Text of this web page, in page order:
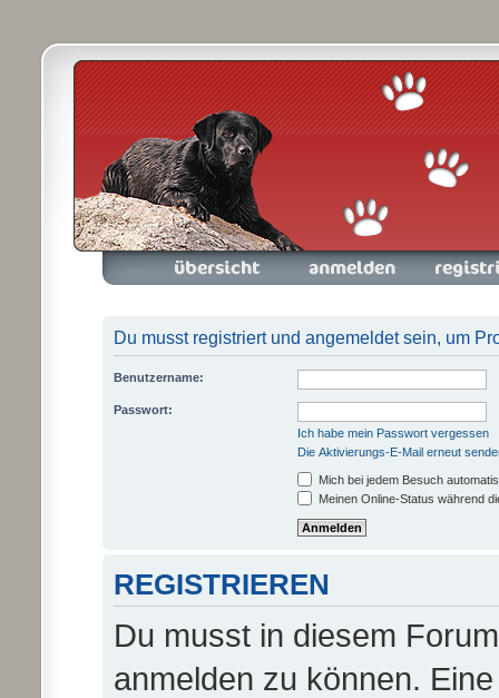
Foren-Übersicht Anmelden Registrieren
Du musst registriert und angemeldet sein, um
Benutzername:
Passwort:
Ich habe mein Passwort vergessen
Die Aktivierungs-E-Mail erneut
Mich bei jedem Besuch
Meinen Online-Status während
REGISTRIEREN
Du musst in diesem
anmelden zu können.